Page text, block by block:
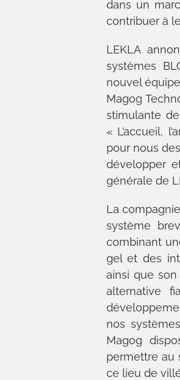
dans un
contribuer à
LEKLA
systèmes
nouvel
Magog
stimulante
« L’accueil,
pour nous
développer
générale de
La
système
combinant
gel et des
ainsi que son
alternative
nos
Magog
permettre au
ce lieu de